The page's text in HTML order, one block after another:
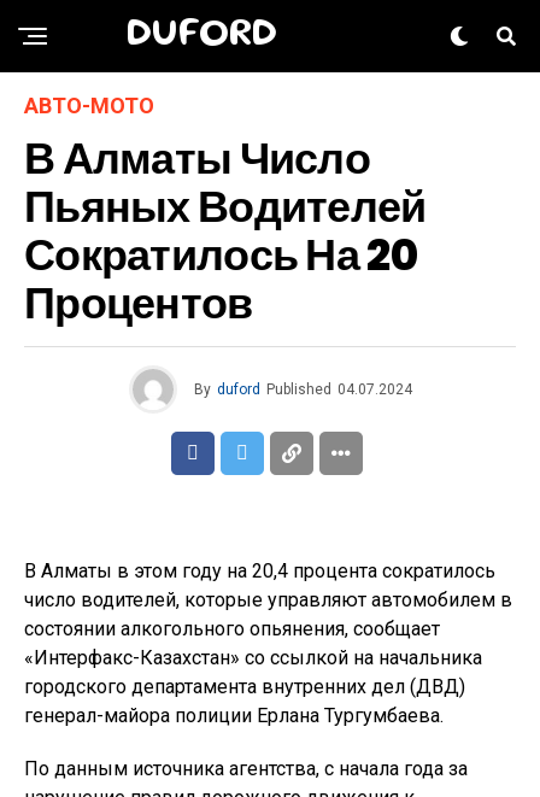
DUFORD
АВТО-МОТО
В Алматы Число
Пьяных Водителей
Сократилось На 20
Процентов
By duford Published 04.07.2024
В Алматы в этом году на 20,4 процента сократилось
число водителей, которые управляют автомобилем в
состоянии алкогольного опьянения, сообщает
«Интерфакс-Казахстан» со ссылкой на начальника
городского департамента внутренних дел (ДВД)
генерал-майора полиции Ерлана Тургумбаева.
По данным источника агентства, с начала года за